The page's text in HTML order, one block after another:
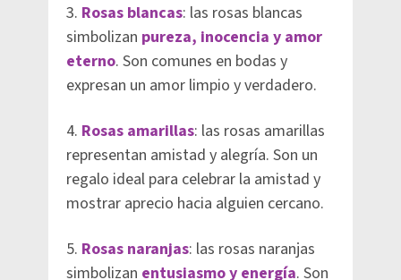
3. Rosas blancas: las rosas blancas
simbolizan pureza, inocencia y amor
eterno. Son comunes en bodas y
expresan un amor limpio y verdadero.
4. Rosas amarillas: las rosas amarillas
representan amistad y alegría. Son un
regalo ideal para celebrar la amistad y
mostrar aprecio hacia alguien cercano.
5. Rosas naranjas: las rosas naranjas
simbolizan entusiasmo y energía. Son